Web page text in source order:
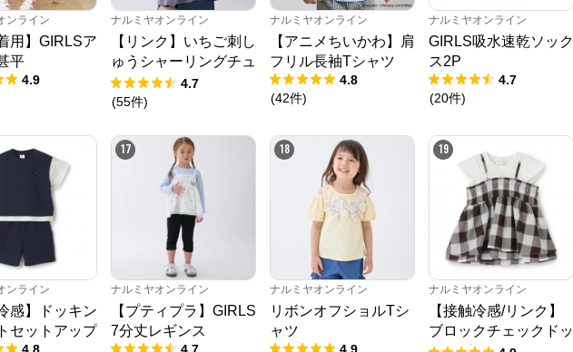
ンライン
用】GIRLSア
平
4.9
ナルミヤオンライン
【リンク】いちご刺し
ゅうシャーリングチュ
ニック
4.7
(55件)
ナルミヤオンライン
【アニメちいかわ】肩
フリル長袖Tシャツ
4.8
(42件)
ナルミヤオンライン
GIRLS吸水速乾ソック
ス2P
4.7
(20件)
ンライン
感】ドッキン
セットアップ
17
ナルミヤオンライン
【プティプラ】GIRLS
7分丈レギンス
18
ナルミヤオンライン
リボンオフショルTシ
ャツ
19
ナルミヤオンライン
【接触冷感/リンク】
ブロックチェックドッ